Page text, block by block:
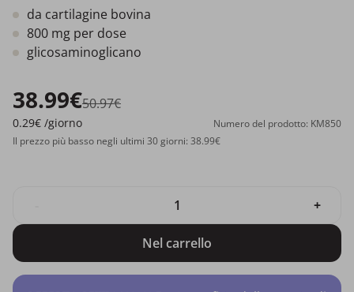
da cartilagine bovina
800 mg per dose
glicosaminoglicano
38.99€50.97€
0.29€ /giorno
Numero del prodotto: KM850
Il prezzo più basso negli ultimi 30 giorni: 38.99€
+
Nel carrello